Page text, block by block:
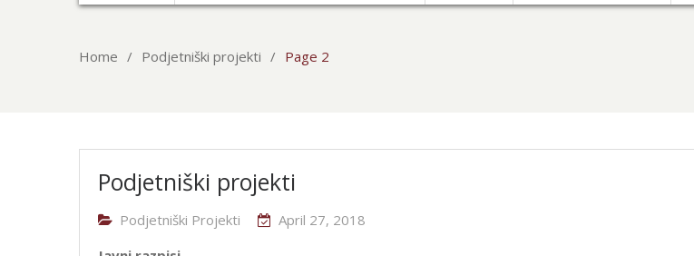
Home Podjetniški projekti Page 2
Podjetniški
projekti
Podjetniški projekti
Podjetniški Projekti
April 27, 2018